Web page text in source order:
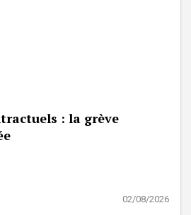
: la grève
02/08/2026